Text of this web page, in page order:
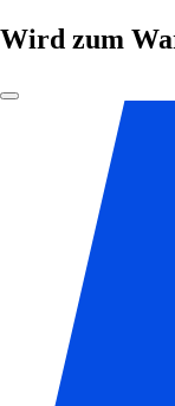
Wird zum